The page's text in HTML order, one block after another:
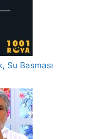
Su Basması